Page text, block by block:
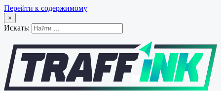
Перейти к содержимому
×
Искать: